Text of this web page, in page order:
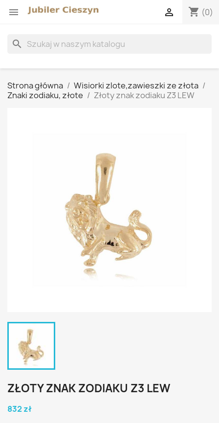
 shopping_cart (0)

search
Strona główna
Wisiorki zlote,zawieszki ze złota
Znaki zodiaku, złote
Złoty znak zodiaku Z3 LEW
ZŁOTY ZNAK ZODIAKU Z3 LEW
832 zł